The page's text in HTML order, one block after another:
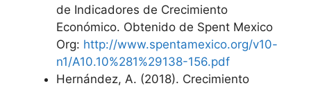
de Indicadores de Crecimiento
Económico. Obtenido de Spent Mexico
Org: http://www.spentamexico.org/v10-
n1/A10.10%281%29138-156.pdf
Hernández, A. (2018). Crecimiento